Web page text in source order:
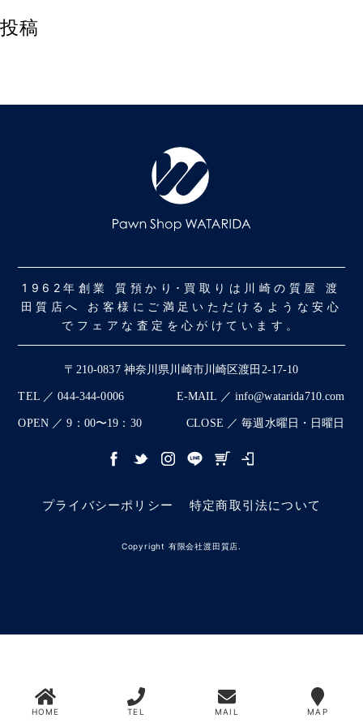
投稿
1962年創業 質預かり･買取りは川崎の質屋 渡
田質店へ お客様にご満足いただけるような安心
でフェアな査定を心がけています。
〒210-0837 神奈川県川崎市川崎区渡田2-17-10
TEL ／ 044-344-0006 E-MAIL ／ info@watarida710.com
OPEN ／ 9：00〜19：30 CLOSE ／ 毎週水曜日・日曜日
プライバシーポリシー 特定商取引法について
Copyright 有限会社渡田質店.
HOME TEL MAIL MAP